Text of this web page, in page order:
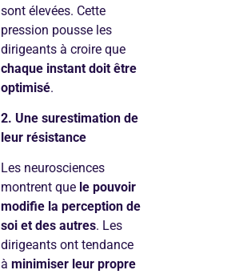
sont élevées. Cette
pression pousse les
dirigeants à croire que
chaque instant doit être
optimisé.
2. Une surestimation de
leur résistance
Les neurosciences
montrent que le pouvoir
modifie la perception de
soi et des autres. Les
dirigeants ont tendance
à minimiser leur propre